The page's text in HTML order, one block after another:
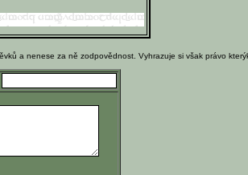
a nenese za ně zodpovědnost. Vyhrazuje si však právo